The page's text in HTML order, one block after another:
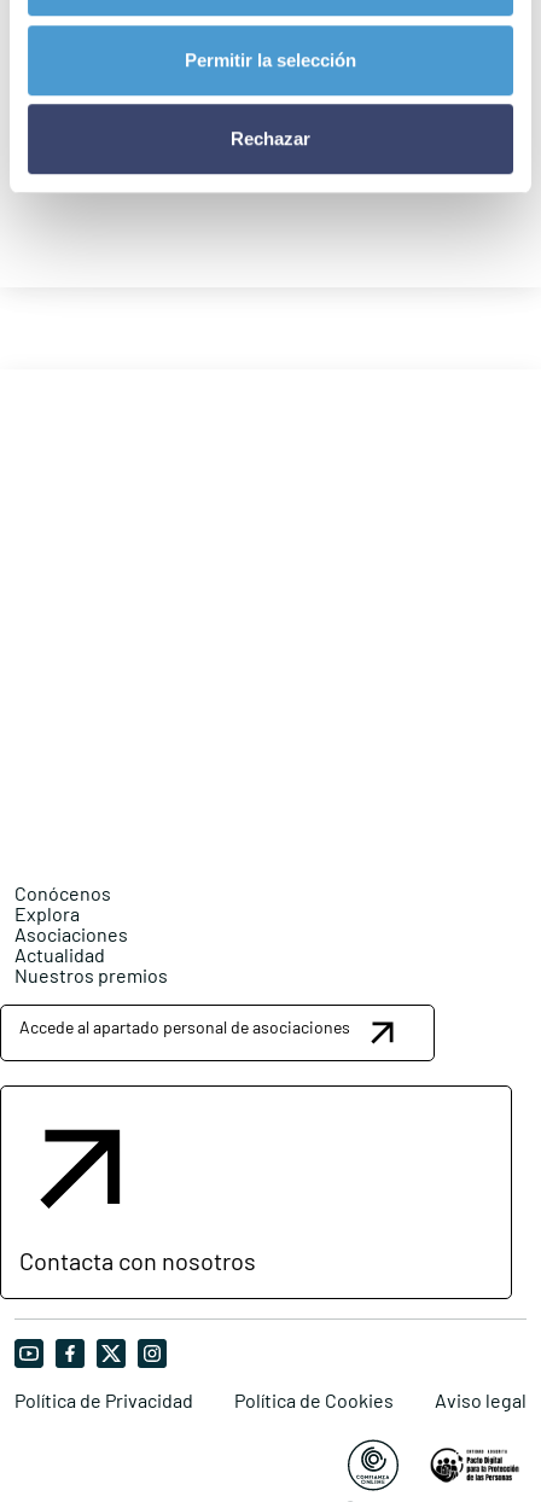
Permitir la selección
Rechazar
Conócenos
Explora
Asociaciones
Actualidad
Nuestros premios
Accede al apartado personal de asociaciones
Contacta con nosotros
Política de Privacidad Política de Cookies Aviso legal